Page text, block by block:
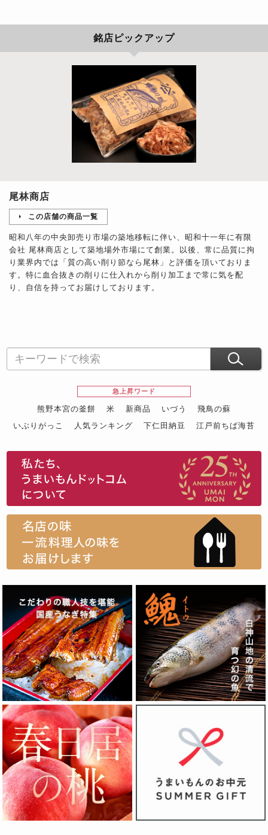
銘店ピックアップ
尾林商店
この店舗の商品一覧
昭和八年の中央卸売り市場の築地移転に伴い、昭和十一年に有限
会社 尾林商店として築地場外市場にて創業。以後、常に品質に拘
り業界内では「質の高い削り節なら尾林」と評価を頂いておりま
す。特に血合抜きの削りに仕入れから削り加工まで常に気を配
り、自信を持ってお届けしております。
急上昇ワード
熊野本宮の釜餅 米 新商品 いづう
飛鳥の蘇
いぶりがっこ
人気ランキング 下仁田納豆
江戸前ちば海苔